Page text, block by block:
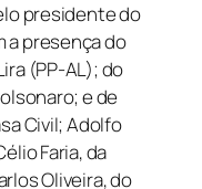
presidente do
a presença do
(PP-AL); do
e de
Civil; Adolfo
Faria, da
Oliveira, do